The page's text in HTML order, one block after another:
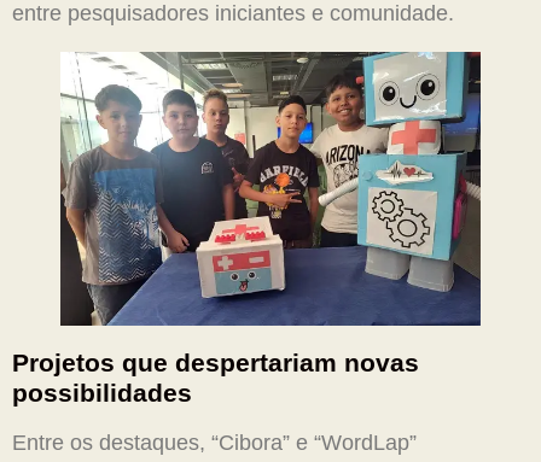
entre pesquisadores iniciantes e comunidade.
Projetos que despertariam novas
possibilidades
Entre os destaques, “Cibora” e “WordLap”